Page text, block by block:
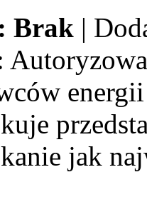
Brak |
jak